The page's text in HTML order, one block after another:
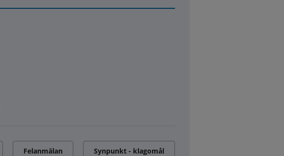
Felanmälan Synpunkt - klagomål